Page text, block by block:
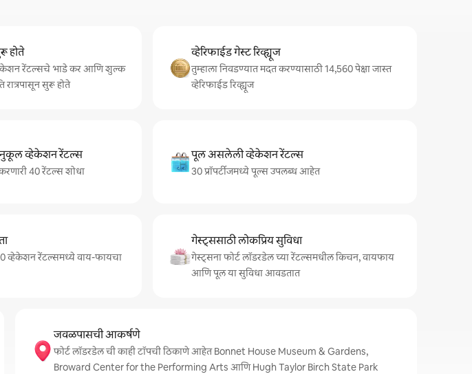
होते
रेंटल्सचे भाडे कर आणि शुल्क
रात्रपासून सुरू होते
व्हेरिफाईड गेस्ट रिव्ह्यूज
तुम्हाला निवडण्यात मदत करण्यासाठी 14,560 पेक्षा जास्त
व्हेरिफाईड रिव्ह्यूज
अनुकूल व्हेकेशन रेंटल्स
40 रेंटल्स शोधा
पूल असलेली व्हेकेशन रेंटल्स
30 प्रॉपर्टीजमध्ये पूल्स उपलब्ध आहेत
व्हेकेशन रेंटल्समध्ये वाय-फायचा
गेस्ट्ससाठी लोकप्रिय सुविधा
गेस्ट्सना फोर्ट लॉडरडेल च्या रेंटल्समधील किचन, वायफाय
आणि पूल या सुविधा आवडतात
जवळपासची आकर्षणे
फोर्ट लॉडरडेल ची काही टॉपची ठिकाणे आहेत Bonnet House Museum & Gardens,
Broward Center for the Performing Arts आणि Hugh Taylor Birch State Park